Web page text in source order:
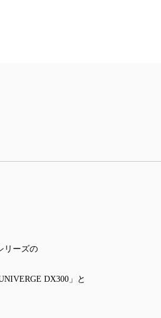
リーズの
DX300」と